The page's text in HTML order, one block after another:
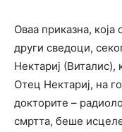
Оваа приказна,
други сведоци,
Нектариј (Виталис),
Отец Нектариј, на
докторите –
смртта, беше